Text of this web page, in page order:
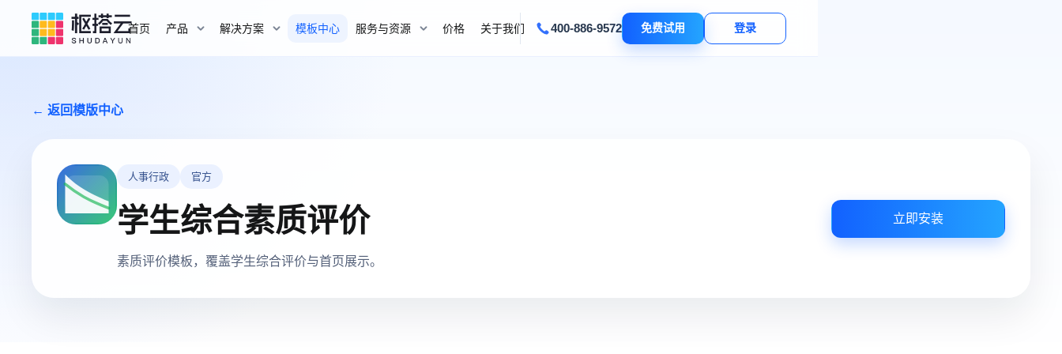
首页 产品 解决方案 模板中心 服务与资源 价格 关于我们 400-886-9572 免费试用 登录
← 返回模版中心
人事行政 官方
学生综合素质评价
素质评价模板，覆盖学生综合评价与首页展示。
立即安装